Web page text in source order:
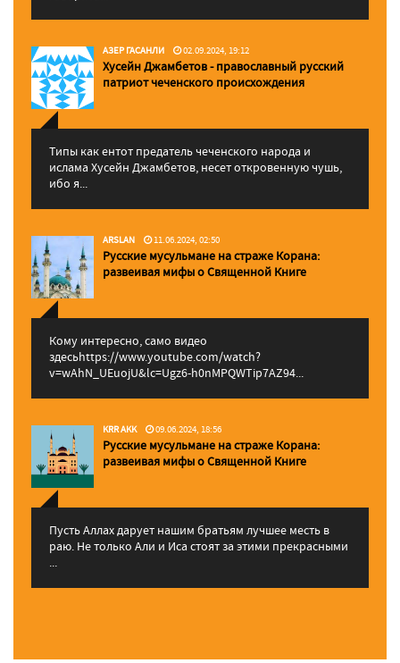
АЗЕР ГАСАНЛИ 02.09.2024, 19:12
Хусейн Джамбетов - православный русский
патриот чеченского происхождения
Типы как ентот предатель чеченского народа и
ислама Хусейн Джамбетов, несет откровенную чушь,
ибо я...
ARSLAN 11.06.2024, 02:50
Русские мусульмане на страже Корана:
pазвеивая мифы о Священной Книге
Кому интересно, само видео
здесьhttps://www.youtube.com/watch?
v=wAhN_UEuojU&lc=Ugz6-h0nMPQWTip7AZ94...
KRR AKK 09.06.2024, 18:56
Русские мусульмане на страже Корана:
pазвеивая мифы о Священной Книге
Пусть Аллах дарует нашим братьям лучшее месть в
раю. Не только Али и Иса стоят за этими прекрасными